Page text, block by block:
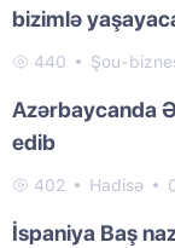
bizimlə
440 Şou-
Azərbaycanda
edib
402 Hadisə
İspaniya Baş